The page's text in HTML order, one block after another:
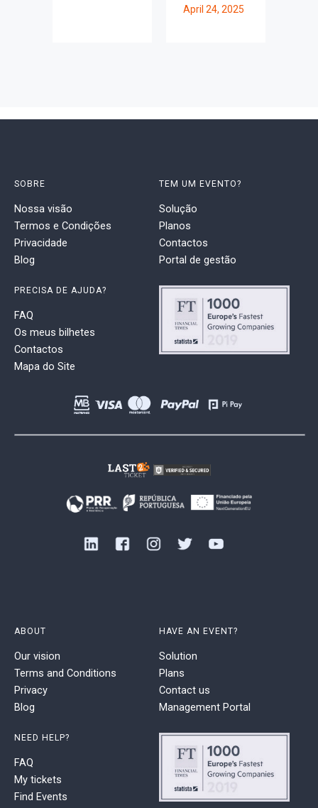
April 24, 2025
SOBRE
Nossa visão
Termos e Condições
Privacidade
Blog
TEM UM EVENTO?
Solução
Planos
Contactos
Portal de gestão
PRECISA DE AJUDA?
FAQ
Os meus bilhetes
Contactos
Mapa do Site
ABOUT
Our vision
Terms and Conditions
Privacy
Blog
HAVE AN EVENT?
Solution
Plans
Contact us
Management Portal
NEED HELP?
FAQ
My tickets
Find Events